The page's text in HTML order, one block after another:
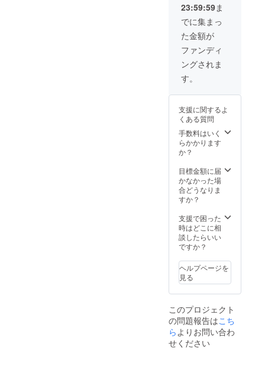
必ずご記入くだ
さい。名前の掲
載を希望されな
い方はその旨を
備考欄にご記入
ください。（ブ
ログ最低掲載期
間（2022年7月
～2023年3月31
日）
23:59:59ま
でに集まっ
た金額が
ファンディ
ングされま
す。
支援に関するよ
くある質問
手数料はいく
らかかります
か？
目標金額に届
かなかった場
合どうなりま
すか？
支援で困った
時はどこに相
談したらいい
ですか？
ヘルプページを
見る
このプロジェクト
の問題報告はこち
らよりお問い合わ
せください